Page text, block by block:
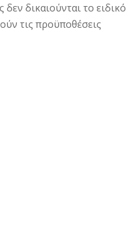
δεν δικαιούνται το ειδικό
τις προϋποθέσεις